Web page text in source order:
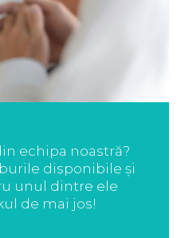
echipa noastră?
disponibile și
unul dintre ele
de mai jos!